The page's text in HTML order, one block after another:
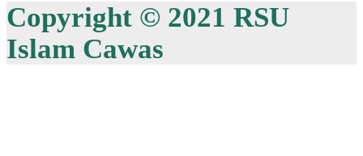
Copyright © 2021 RSU
Islam Cawas